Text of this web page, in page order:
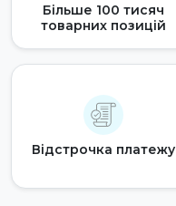
Більше 100 тисяч
товарних позицій
Відстрочка платежу